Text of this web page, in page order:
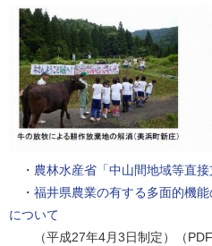
・ 農林水産省「中山間地域等直
・ 福井県農業の有する多面的機
について
（平成27年4月3日制定）（PDF